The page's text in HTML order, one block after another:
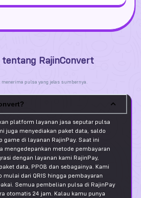
RajinConvert
menerima pulsa yang jelas sumbernya.
platform layanan jasa seputar pulsa
juga menyediakan paket data, saldo
game di layanan RajinPay. Saat ini
mengedepankan metode pembayaran
dengan layanan kami RajinPay,
data, PPOB dan sebagainya. Kami
mulai dari QRIS hingga pembayaran
Semua pembelian pulsa di RajinPay
otomatis 24 jam. Kalau kamu punya